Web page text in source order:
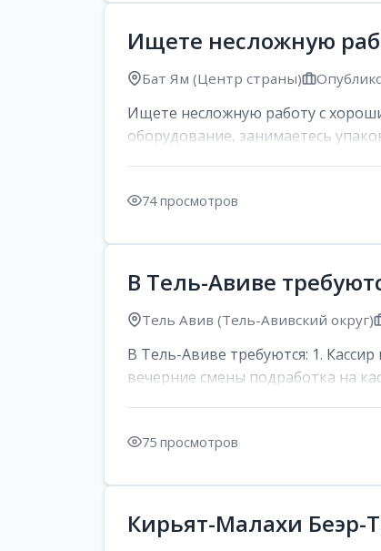
Ищете несложную
Бат Ям (Центр страны)
Ищете несложную работу с
оборудование, занимаетесь
74 просмотров
В Тель-Авиве
Тель Авив (Тель-Авивский округ)
В Тель-Авиве требуются: 1.
вечерние смены подработка на
75 просмотров
Кирьят-Малахи Беэр-